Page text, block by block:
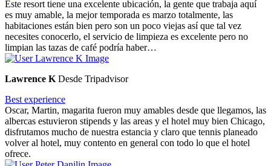
Este resort tiene una excelente ubicación, la gente que trabaja aquí
es muy amable, la mejor temporada es marzo totalmente, las
habitaciones están bien pero son un poco viejas así que tal vez
necesites conocerlo, el servicio de limpieza es excelente pero no
limpian las tazas de café podría haber…
Lawrence K Desde Tripadvisor
Best experience
Oscar, Martin, magarita fueron muy amables desde que llegamos, las
albercas estuvieron stipends y las areas y el hotel muy bien Chicago,
disfrutamos mucho de nuestra estancia y claro que tennis planeado
volver al hotel, muy contento en general con todo lo que el hotel
ofrece.